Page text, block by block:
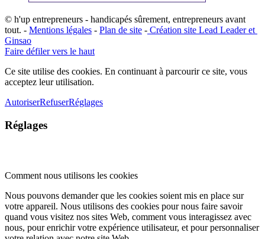
© h'up entrepreneurs - handicapés sûrement, entrepreneurs avant
tout. - Mentions légales - Plan de site - ​Création site ​​Lead Leader​ et ​
G​insao
Faire défiler vers le haut
Ce site utilise des cookies. En continuant à parcourir ce site, vous
acceptez leur utilisation.
AutoriserRefuserRéglages
Réglages
Comment nous utilisons les cookies
Nous pouvons demander que les cookies soient mis en place sur
votre appareil. Nous utilisons des cookies pour nous faire savoir
quand vous visitez nos sites Web, comment vous interagissez avec
nous, pour enrichir votre expérience utilisateur, et pour personnaliser